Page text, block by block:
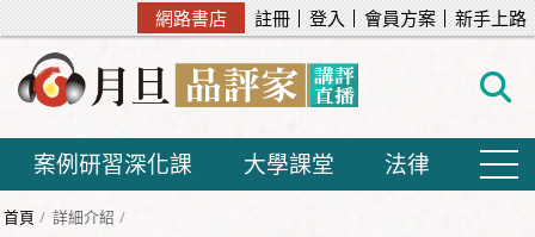
網路書店 註冊 登入 會員方案 新手上路
案例研習深化課 大學課堂 法律
首頁 詳細介紹